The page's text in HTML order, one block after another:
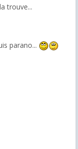
trouve...
parano...